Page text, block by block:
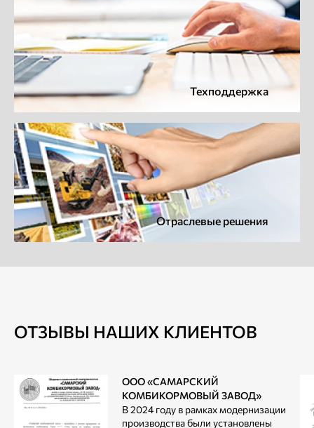
Техподдержка
Отраслевые решения
ОТЗЫВЫ НАШИХ КЛИЕНТОВ
ООО «САМАРСКИЙ
КОМБИКОРМОВЫЙ ЗАВОД»
В 2024 году в рамках модернизации
производства были установлены